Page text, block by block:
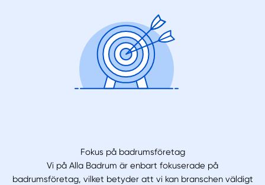
Fokus på badrumsföretag
Vi på Alla Badrum är enbart fokuserade på
badrumsföretag, vilket betyder att vi kan branschen väldigt